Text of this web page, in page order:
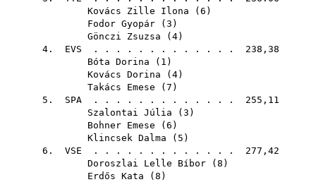
Kovács Zille Ilona ( 6 )
Fodor Gyopár ( 3 )
Gönczi Zsuzsa ( 4)
4. EVS . . . . . . . . . . . . . 238,38
Bóta Dorina ( 1 )
Kovács Dorina ( 4)
Takács Emese ( 7 )
5. SPA . . . . . . . . . . . . . 255,11
Szalontai Júlia ( 3 )
Bohner Emese ( 6 )
Klincsek Dalma ( 5 )
6. VSE . . . . . . . . . . . . . 277,42
Doroszlai Lelle Bíbor ( 8 )
Erdős Kata ( 8 )